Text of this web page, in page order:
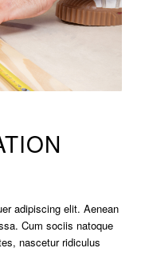
adipiscing elit. Aenean
Cum sociis natoque
nascetur ridiculus